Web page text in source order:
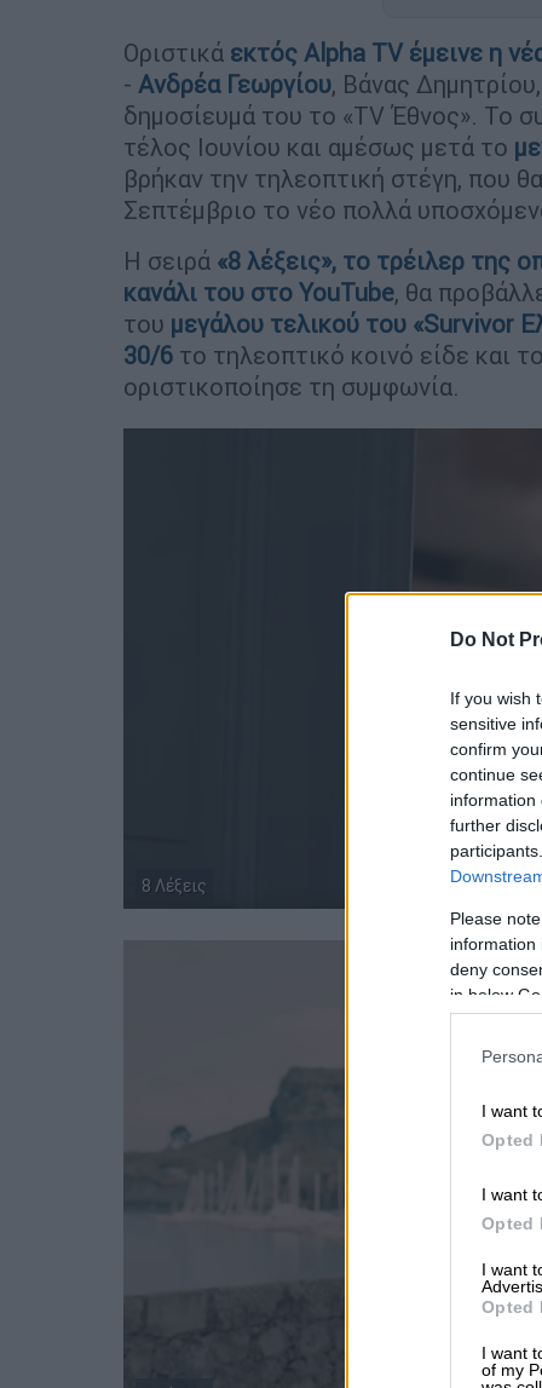
Do Not
If you wish
sensitive
confirm
continue
information
further
Please
information
deny
in below
I want
Opted
I want
Opted
I want
Opted
I want
of my
Οριστικά εκτός Alpha TV έμεινε η
- Ανδρέα Γεωργίου, Βάνας
δημοσίευμά του το «TV Έθνος». Το
τέλος Ιουνίου και αμέσως μετά το
βρήκαν την τηλεοπτική στέγη, που
Σεπτέμβριο το νέο πολλά
Η σειρά «8 λέξεις», το τρέιλερ της
κανάλι του στο YouTube, θα
του μεγάλου τελικού του «Survivor
30/6 το τηλεοπτικό κοινό είδε και
οριστικοποίησε τη συμφωνία.
8 Λέξεις